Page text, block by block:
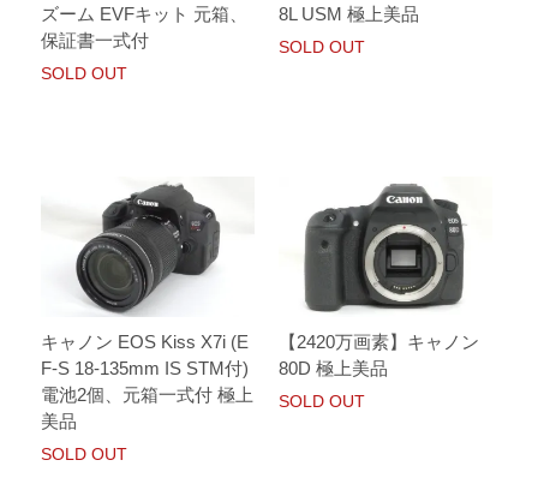
ズーム EVFキット 元箱、
保証書一式付
SOLD OUT
8L USM 極上美品
SOLD OUT
キャノン EOS Kiss X7i (E
F-S 18-135mm IS STM付)
電池2個、元箱一式付 極上
美品
SOLD OUT
【2420万画素】キャノン
80D 極上美品
SOLD OUT